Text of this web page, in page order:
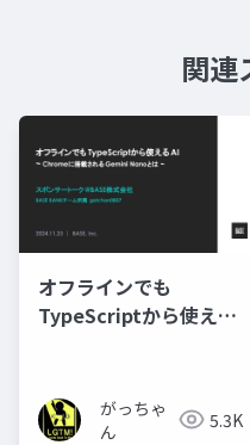
関連
オフラインでも
TypeScriptから使える
~
がっちゃ
ん
5.3K